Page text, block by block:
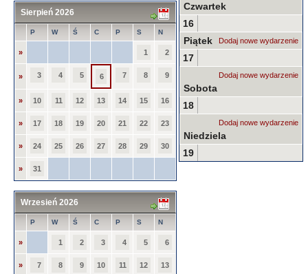
Sierpień 2026
P W Ś C P S N
» 1 2
» 3 4 5 6 7 8 9
» 10 11 12 13 14 15 16
» 17 18 19 20 21 22 23
» 24 25 26 27 28 29 30
» 31
Wrzesień 2026
P W Ś C P S N
» 1 2 3 4 5 6
» 7 8 9 10 11 12 13
Czwartek
16
Dodaj nowe wydarzenie
Piątek
17
Dodaj nowe wydarzenie
Sobota
18
Dodaj nowe wydarzenie
Niedziela
19